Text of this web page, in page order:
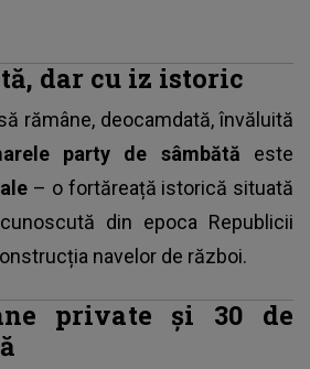
dar cu iz istoric
rămâne, deocamdată, învăluită
party de sâmbătă este
– o fortăreață istorică situată
din epoca Republicii
navelor de război.
private și 30 de